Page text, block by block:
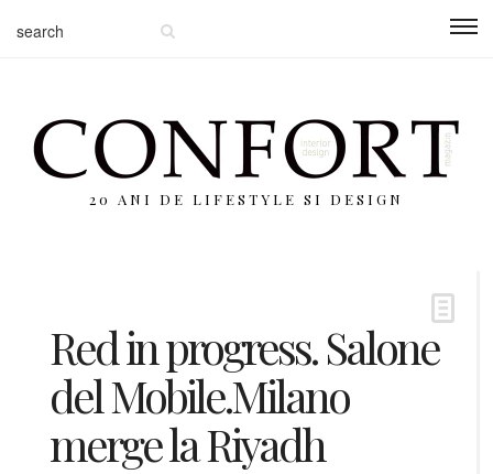
20 ANI DE LIFESTYLE SI DESIGN
Red in progress. Salone
del Mobile.Milano
merge la Riyadh